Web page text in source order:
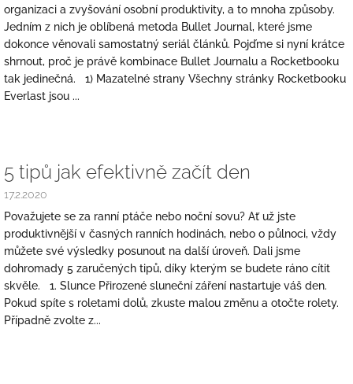
organizaci a zvyšování osobní produktivity, a to mnoha způsoby.
Jedním z nich je oblíbená metoda Bullet Journal, které jsme
dokonce věnovali samostatný seriál článků. Pojďme si nyní krátce
shrnout, proč je právě kombinace Bullet Journalu a Rocketbooku
tak jedinečná. 1) Mazatelné strany Všechny stránky Rocketbooku
Everlast jsou ...
5 tipů jak efektivně začít den
17.2.2020
Považujete se za ranní ptáče nebo noční sovu? Ať už jste
produktivnější v časných ranních hodinách, nebo o půlnoci, vždy
můžete své výsledky posunout na další úroveň. Dali jsme
dohromady 5 zaručených tipů, díky kterým se budete ráno cítit
skvěle. 1. Slunce Přirozené sluneční záření nastartuje váš den.
Pokud spíte s roletami dolů, zkuste malou změnu a otočte rolety.
Případně zvolte z...